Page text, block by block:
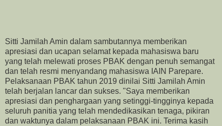
Sitti Jamilah Amin dalam sambutannya memberikan
apresiasi dan ucapan selamat kepada mahasiswa baru
yang telah melewati proses PBAK dengan penuh semangat
dan telah resmi menyandang mahasiswa IAIN Parepare.
Pelaksanaan PBAK tahun 2019 dinilai Sitti Jamilah Amin
telah berjalan lancar dan sukses. "Saya memberikan
apresiasi dan penghargaan yang setinggi-tingginya kepada
seluruh panitia yang telah mendedikasikan tenaga, pikiran
dan waktunya dalam pelaksanaan PBAK ini. Terima kasih